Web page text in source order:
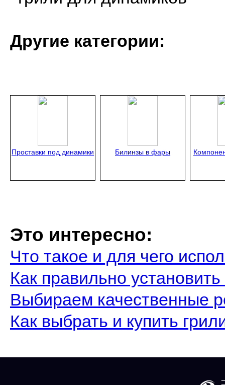
Другие категории:
Проставки под динамики Билинзы в фары
Это интересно:
Что такое и для чего
Как правильно
Выбираем качественные
Как выбрать и купить